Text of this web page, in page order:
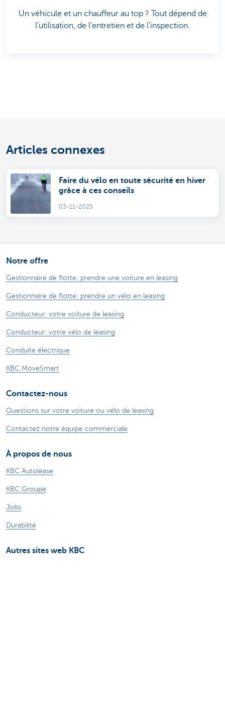
Un véhicule et un chauffeur au top ? Tout dépend de
l’utilisation, de l’entretien et de l’inspection.
Articles connexes
Faire du vélo en toute sécurité en hiver
grâce à ces conseils
03-11-2025
Notre offre
Gestionnaire de flotte: prendre une voiture en leasing
Gestionnaire de flotte: prendre un vélo en leasing
Conducteur: votre voiture de leasing
Conducteur: votre vélo de leasing
Conduite électrique
KBC MoveSmart
Contactez-nous
Questions sur votre voiture ou vélo de leasing
Contactez notre équipe commerciale
À propos de nous
KBC Autolease
KBC Groupe
Jobs
Durabilité
Autres sites web KBC